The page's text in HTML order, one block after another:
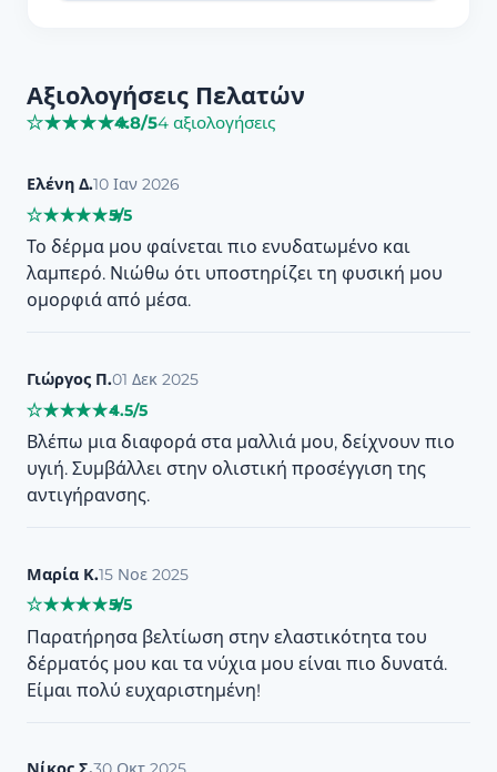
Αξιολογήσεις Πελατών
★★
★★
★★
★★
★★
4.8/54 αξιολογήσεις
Ελένη Δ.10 Ιαν 2026
★★
★★
★★
★★
★★
5/5
Το δέρμα μου φαίνεται πιο ενυδατωμένο και
λαμπερό. Νιώθω ότι υποστηρίζει τη φυσική μου
ομορφιά από μέσα.
Γιώργος Π.01 Δεκ 2025
★★
★★
★★
★★
★★
4.5/5
Βλέπω μια διαφορά στα μαλλιά μου, δείχνουν πιο
υγιή. Συμβάλλει στην ολιστική προσέγγιση της
αντιγήρανσης.
Μαρία Κ.15 Νοε 2025
★★
★★
★★
★★
★★
5/5
Παρατήρησα βελτίωση στην ελαστικότητα του
δέρματός μου και τα νύχια μου είναι πιο δυνατά.
Είμαι πολύ ευχαριστημένη!